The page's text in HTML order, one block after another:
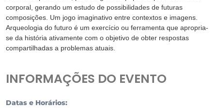
corporal, gerando um estudo de possibilidades de futuras
composições. Um jogo imaginativo entre contextos e imagens.
Arqueologia do futuro é um exercício ou ferramenta que apropria-
se da história ativamente com o objetivo de obter respostas
compartilhadas a problemas atuais.
INFORMAÇÕES DO EVENTO
Datas e Horários: